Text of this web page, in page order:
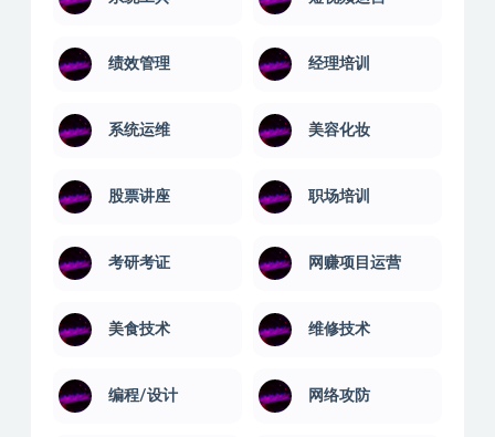
绩效管理 经理培训
系统运维 美容化妆
股票讲座 职场培训
考研考证 网赚项目运营
美食技术 维修技术
编程/设计 网络攻防